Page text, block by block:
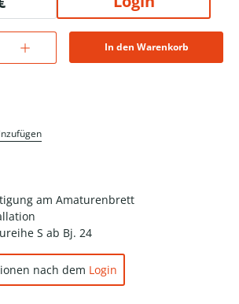
In den Warenkorb
am Amaturenbrett
S ab Bj. 24
nach dem Login